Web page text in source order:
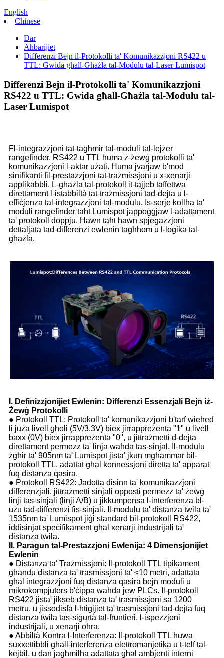
English
Chinese
Dar
Aħbarijiet
Differenzi Bejn il-Protokolli ta' Komunikazzjoni RS422 u
TTL: Gwida għall-Għażla tal-Modulu tal-Laser Lumispot
Differenzi Bejn il-Protokolli ta' Komunikazzjoni
RS422 u TTL: Gwida għall-Għażla tal-Modulu tal-
Laser Lumispot
Fl-integrazzjoni tat-tagħmir tal-moduli tal-lejżer
rangefinder, RS422 u TTL huma ż-żewġ protokolli ta'
komunikazzjoni l-aktar użati. Huma jvarjaw b'mod
sinifikanti fil-prestazzjoni tat-trażmissjoni u x-xenarji
applikabbli. L-għażla tal-protokoll it-tajjeb taffettwa
direttament l-istabbiltà tat-trażmissjoni tad-dejta u l-
effiċjenza tal-integrazzjoni tal-modulu. Is-serje kollha ta'
moduli rangefinder taħt Lumispot jappoġġjaw l-adattament
ta' protokoll doppju. Hawn taħt hawn spjegazzjoni
dettaljata tad-differenzi ewlenin tagħhom u l-loġika tal-
għażla.
I. Definizzjonijiet Ewlenin: Differenzi Essenzjali Bejn iż-
Żewġ Protokolli
● Protokoll TTL: Protokoll ta' komunikazzjoni b'tarf wieħed
li juża livell għoli (5V/3.3V) biex jirrappreżenta "1" u livell
baxx (0V) biex jirrappreżenta "0", u jittrażmetti d-dejta
direttament permezz ta' linja waħda tas-sinjal. Il-modulu
żgħir ta' 905nm ta' Lumispot jista' jkun mgħammar bil-
protokoll TTL, adattat għal konnessjoni diretta ta' apparat
fuq distanza qasira.
● Protokoll RS422: Jadotta disinn ta' komunikazzjoni
differenzjali, jittrażmetti sinjali opposti permezz ta' żewġ
linji tas-sinjali (linji A/B) u jikkumpensa l-interferenza bl-
użu tad-differenzi fis-sinjali. Il-modulu ta' distanza twila ta'
1535nm ta' Lumispot jiġi standard bil-protokoll RS422,
iddisinjat speċifikament għal xenarji industrijali ta'
distanza twila.
II. Paragun tal-Prestazzjoni Ewlenija: 4 Dimensjonijiet
Ewlenin
● Distanza ta' Trażmissjoni: Il-protokoll TTL tipikament
għandu distanza ta' trasmissjoni ta' ≤10 metri, adattata
għal integrazzjoni fuq distanza qasira bejn moduli u
mikrokompjuters b'ċippa waħda jew PLCs. Il-protokoll
RS422 jista' jikseb distanza ta' trasmissjoni sa 1200
metru, u jissodisfa l-ħtiġijiet ta' trasmissjoni tad-dejta fuq
distanza twila tas-sigurtà tal-fruntieri, l-ispezzjoni
industrijali, u xenarji oħra.
● Abbiltà Kontra l-Interferenza: Il-protokoll TTL huwa
suxxettibbli għall-interferenza elettromanjetika u t-telf tal-
kejbil, u dan jagħmilha adattata għal ambjenti interni